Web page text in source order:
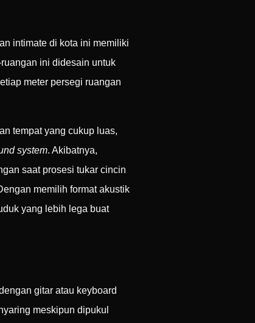
intimate di kota ini memiliki
ini didesain untuk
meter persegi ruangan
tempat yang cukup luas,
system. Akibatnya,
saat prosesi tukar cincin
memilih format akustik
yang lebih lega buat
gitar atau keyboard
meskipun dipukul